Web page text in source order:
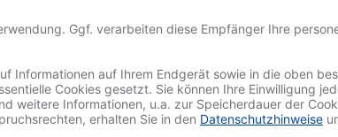
ORNAMENTE HINZUFÜGEN
PROJEKT SPEICHERN UND LADEN